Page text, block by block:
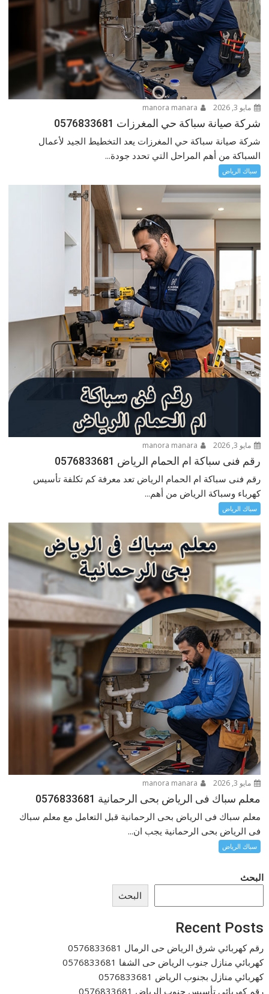
مايو 3, 2026
شركة صيانة سباكة حي المغرزات 0576833681
شركة صيانة سباكة حي المغرزات يعد التخطيط الجيد لأعمال
السباكة من أهم المراحل التي تحدد جودة...
سباك الرياض
مايو 3, 2026
رقم فنى سباكة ام الحمام الرياض 0576833681
رقم فنى سباكة ام الحمام الرياض تعد معرفة كم تكلفة تأسيس
كهرباء وسباكة الرياض من أهم...
سباك الرياض
مايو 3, 2026
معلم سباك فى الرياض بحى الرحمانية 0576833681
معلم سباك فى الرياض بحى الرحمانية قبل التعامل مع معلم سباك
فى الرياض بحى الرحمانية يجب ان...
سباك الرياض
البحث
البحث
Recent Posts
رقم كهربائي شرق الرياض حى الرمال 0576833681
كهربائي منازل جنوب الرياض حى الشفا 0576833681
كهربائي منازل بجنوب الرياض 0576833681
رقم كهربائى تأسيس جنوب الرياض 0576833681